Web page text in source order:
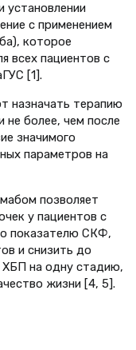
установлении
с применением
которое
всех пациентов с
[1].
назначать терапию
не более, чем после
значимого
параметров на
позволяет
у пациентов с
показателю СКФ,
и снизить до
ХБП на одну стадию,
жизни [4, 5].